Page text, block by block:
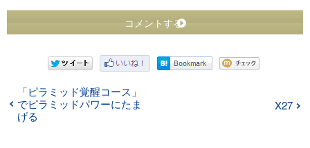
コメントする
「ピラミッド覚醒コース」
でピラミッドパワーにたま
げる
X27